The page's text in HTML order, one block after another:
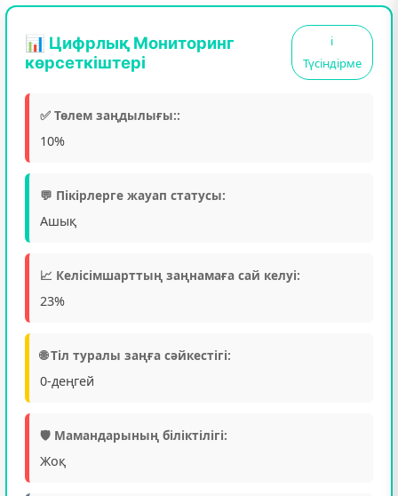
📊 Цифрлық Мониторинг
көрсеткіштері
ℹ️
Түсіндірме
✅ Төлем заңдылығы::
10%
💬 Пікірлерге жауап статусы:
Ашық
📈 Келісімшарттың заңнамаға сай келуі:
23%
🌐 Тіл туралы заңға сәйкестігі:
0-деңгей
🛡️ Мамандарының біліктілігі:
Жоқ